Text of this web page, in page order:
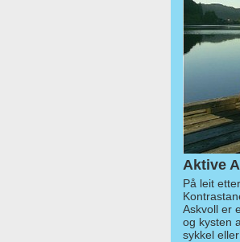
Aktive
På leit
Askvoll er
og kysten
sykkel